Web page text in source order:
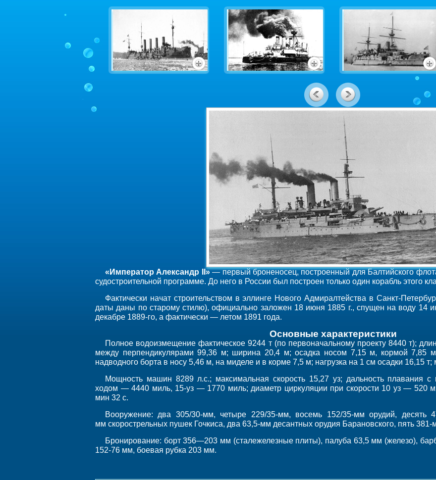
«Император Александр II»— первый броненосец, построенный для Балтийского
судостроительной программе. До него в России был построен только один корабль этого
Фактически начат строительством в эллинге Нового Адмиралтейства в Санкт-
даты даны по старому стилю), официально заложен 18 июня 1885 г., спущен на воду 14
декабре 1889-го, а фактически — летом 1891 года.
Основные характеристики
Полное водоизмещение фактическое 9244 т (по первоначальному проекту 8440 т);
между перпендикулярами 99,36 м; ширина 20,4 м; осадка носом 7,15 м, кормой 7,85
надводного борта в носу 5,46 м, на миделе и в корме 7,5 м; нагрузка на 1 см осадки 16,15
Мощность машин 8289 л.с.; максимальная скорость 15,27 уз; дальность плавания
ходом — 4440 миль, 15-уз — 1770 миль; диаметр циркуляции при скорости 10 уз — 520
мин 32 с.
Вооружение: два 305/30-мм, четыре 229/35-мм, восемь 152/35-мм орудий, десять
мм скорострельных пушек Гочкиса, два 63,5-мм десантных орудия Барановского, пять
Бронирование: борт 356—203 мм (сталежелезные плиты), палуба 63,5 мм (железо),
152-76 мм, боевая рубка 203 мм.